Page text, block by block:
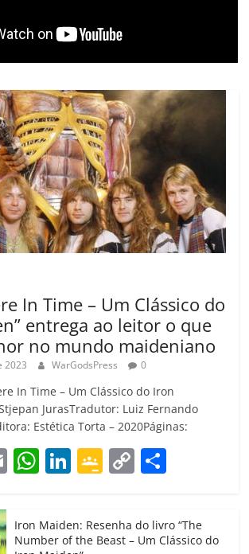
m
In Time – Um Clássico do
entrega ao leitor o que
no mundo maideniano
2023 WarGodsPress 0
In Time – Um Clássico do Iron
JurasTradutor: Luiz Fernando
Estética Torta – 2020Páginas:
E W
at
s
Li
e
G
gl
C
p
y
m
p
Iron Maiden: Resenha do livro “The
Number of the Beast – Um Clássico do